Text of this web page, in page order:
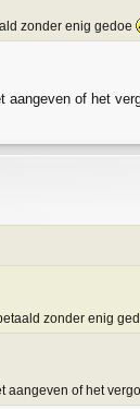
zonder enig gedoe
of het
zonder enig
aangeven of het